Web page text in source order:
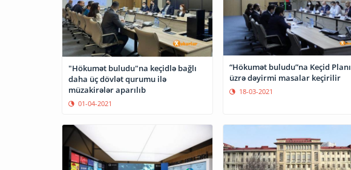
"Hökumət buludu"na keçidlə bağlı
daha üç dövlət qurumu ilə
müzakirələr aparılıb
01-04-2021
“Hökumət buludu”na Keçid Planı
üzrə dəyirmi masalar keçirilir
18-03-2021